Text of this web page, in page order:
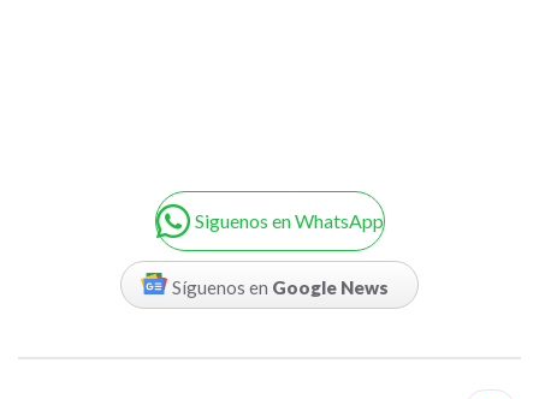
Siguenos en WhatsApp
Síguenos en Google News